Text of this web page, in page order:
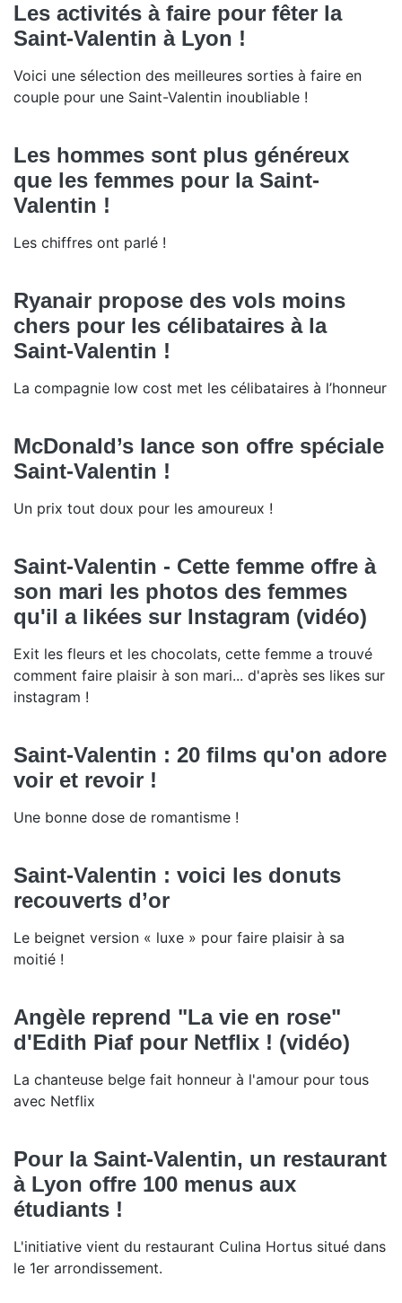
Les activités à faire pour fêter la
Saint-Valentin à Lyon !
Voici une sélection des meilleures sorties à faire en
couple pour une Saint-Valentin inoubliable !
Les hommes sont plus généreux
que les femmes pour la Saint-
Valentin !
Les chiffres ont parlé !
Ryanair propose des vols moins
chers pour les célibataires à la
Saint-Valentin !
La compagnie low cost met les célibataires à l’honneur
McDonald’s lance son offre spéciale
Saint-Valentin !
Un prix tout doux pour les amoureux !
Saint-Valentin - Cette femme offre à
son mari les photos des femmes
qu'il a likées sur Instagram (vidéo)
Exit les fleurs et les chocolats, cette femme a trouvé
comment faire plaisir à son mari... d'après ses likes sur
instagram !
Saint-Valentin : 20 films qu'on adore
voir et revoir !
Une bonne dose de romantisme !
Saint-Valentin : voici les donuts
recouverts d’or
Le beignet version « luxe » pour faire plaisir à sa
moitié !
Angèle reprend "La vie en rose"
d'Edith Piaf pour Netflix ! (vidéo)
La chanteuse belge fait honneur à l'amour pour tous
avec Netflix
Pour la Saint-Valentin, un restaurant
à Lyon offre 100 menus aux
étudiants !
L'initiative vient du restaurant Culina Hortus situé dans
le 1er arrondissement.